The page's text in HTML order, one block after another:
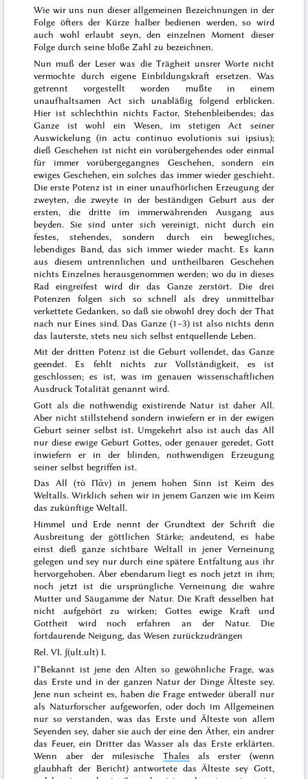
Wie wir uns nun dieser allgemeinen Bezeichnungen in der
Folge öfters der Kürze halber bedienen werden, so wird
auch wohl erlaubt seyn, den einzelnen Moment dieser
Folge durch seine bloße Zahl zu bezeichnen.
Nun muß der Leser was die Trägheit unsrer Worte nicht
vermochte durch eigene Einbildungskraft ersetzen. Was
getrennt vorgestellt worden mußte in einem
unaufhaltsamen Act sich unabläßig folgend erblicken.
Hier ist schlechthin nichts Factor, Stehenbleibendes; das
Ganze ist wohl ein Wesen, im stetigen Act seiner
Auswickelung (in actu continuo evolutionis sui ipsius);
dieß Geschehen ist nicht ein vorübergehendes oder einmal
für immer vorübergegangnes Geschehen, sondern ein
ewiges Geschehen, ein solches das immer wieder geschieht.
Die erste Potenz ist in einer unaufhörlichen Erzeugung der
zweyten, die zweyte in der beständigen Geburt aus der
ersten, die dritte im immerwährenden Ausgang aus
beyden. Sie sind unter sich vereinigt, nicht durch ein
festes,stehendes, sondern durch ein bewegliches,
lebendiges Band, das sich immer wieder macht. Es kann
aus diesem untrennlichen und untheilbaren Geschehen
nichts Einzelnes herausgenommen werden; wo du in dieses
Rad eingreifest wird dir das Ganze zerstört. Die drei
Potenzen folgen sich so schnell als drey unmittelbar
verkettete Gedanken, so daß sie obwohl drey doch der That
nach nur Eines sind. Das Ganze (1–3) ist also nichts denn
das lauterste, stets neu sich selbst entquellende Leben.
Mit der dritten Potenz ist die Geburt vollendet, das Ganze
geendet. Es fehlt nichts zur Vollständigkeit, es ist
geschlossen; es ist, was im genauen wissenschaftlichen
Ausdruck Totalität genannt wird.
Gott als die nothwendig existirende Natur ist daher All.
Aber nicht stillstehend sondern inwiefern er in der ewigen
Geburt seiner selbst ist. Umgekehrt also ist auch das All
nur diese ewige Geburt Gottes, oder genauer geredet, Gott
inwiefern er in der blinden, nothwendigen Erzeugung
seiner selbst begriffen ist.
Das All (τὸ Πᾶν) in jenem hohen Sinn ist Keim des
Weltalls. Wirklich sehen wir in jenem Ganzen wie im Keim
das zukünftige Weltall.
Himmel und Erde nennt der Grundtext der Schrift die
Ausbreitung der göttlichen Stärke; andeutend, es habe
einst dieß ganze sichtbare Weltall in jener Verneinung
gelegen und sey nur durch eine spätere Entfaltung aus ihr
hervorgehoben. Aber ebendarum liegt es noch jetzt in ihm;
noch jetzt ist die ursprüngliche Verneinung die wahre
Mutter und Säugamme der Natur. Die Kraft desselben hat
nicht aufgehört zu wirken; Gottes ewige Kraft und
Gottheit wird noch erfahren an der Natur. Die
fortdaurende Neigung, das Wesen zurückzudrängen
Rel. VI. ʃ(ult.ult) I.
I*Bekannt ist jene den Alten so gewöhnliche Frage, was
das Erste und in der ganzen Natur der Dinge Älteste sey.
Jene nun scheint es, haben die Frage entweder überall nur
als Naturforscher aufgeworfen, oder doch im Allgemeinen
nur so verstanden, was das Erste und Älteste von allem
Seyenden sey, daher sie auch der eine den Äther, ein andrer
das Feuer, ein Dritter das Wasser als das Erste erklärten.
Wenn aber der milesische Thales als erster (wenn
glaubhaft der Bericht) antwortete das Älteste sey Gott,